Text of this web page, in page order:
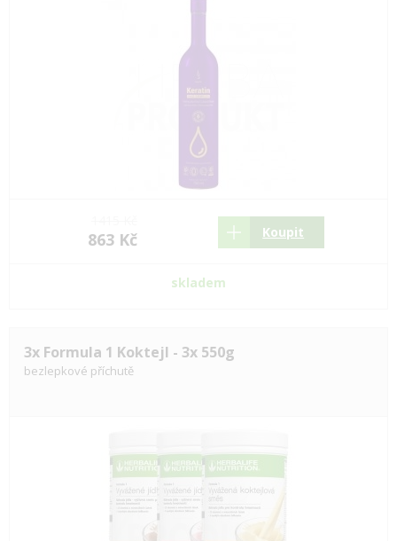
863 Kč Koupit
skladem
3x Formula 1 Koktejl - 3x 550g
bezlepkové příchutě